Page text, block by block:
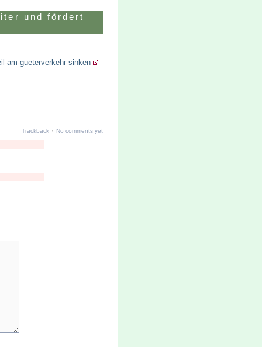
und fördert
am-gueterverkehr-sinken
Trackback · No comments yet